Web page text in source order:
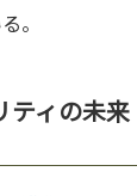
。
ティの未